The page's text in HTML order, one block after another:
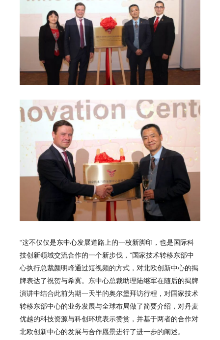
“这不仅仅是东中心发展道路上的一枚新脚印，也是国际科
技创新领域交流合作的一个新步伐，”国家技术转移东部中
心执行总裁颜明峰通过短视频的方式，对北欧创新中心的揭
牌表达了祝贺与希冀。东中心总裁助理陆继军在随后的揭牌
演讲中结合此前为期一天半的奥尔堡拜访行程，对国家技术
转移东部中心的业务发展与全球布局做了简要介绍，对丹麦
优越的科技资源与科创环境表示赞赏，并基于两者的合作对
北欧创新中心的发展与合作愿景进行了进一步的阐述。